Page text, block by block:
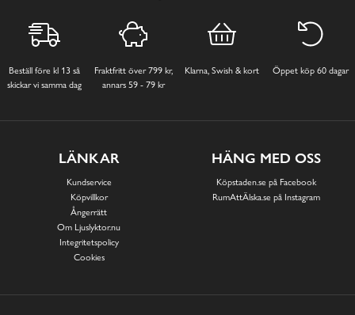
Beställ före kl 13 så
skickar vi samma dag
Fraktfritt över 799 kr,
annars 59 - 79 kr
Klarna, Swish & kort Öppet köp 60 dagar
LÄNKAR
Kundservice
Köpvillkor
Ångerrätt
Om Ljuslyktor.nu
Integritetspolicy
Cookies
HÄNG MED OSS
Köpstaden.se på Facebook
RumAttÄlska.se på Instagram